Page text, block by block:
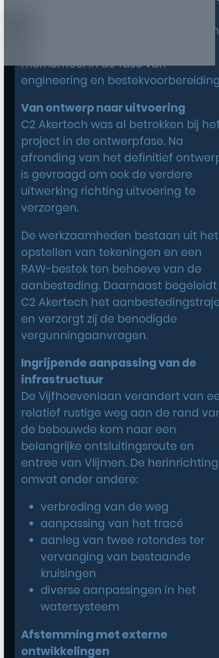
herinrichting van de
momenteel in de fase van
engineering en
Van ontwerp naar uitvoering
C2 Akertech was al betrokken bij
project in de ontwerpfase. Na
afronding van het definitief
is gevraagd om ook de verdere
uitwerking richting uitvoering te
verzorgen.
De werkzaamheden bestaan uit het
opstellen van tekeningen en een
RAW-bestek ten behoeve van de
aanbesteding. Daarnaast begeleidt
C2 Akertech het
en verzorgt zij de benodigde
vergunningaanvragen.
Ingrijpende aanpassing van de
infrastructuur
De Vijfhoevenlaan verandert van
relatief rustige weg aan de rand
de bebouwde kom naar een
belangrijke ontsluitingsroute en
entree van Vlijmen. De herinrichting
omvat onder andere:
verbreding van de weg
aanpassing van het tracé
aanleg van twee rotondes ter
vervanging van bestaande
kruisingen
diverse aanpassingen in het
watersysteem
Afstemming met externe
ontwikkelingen